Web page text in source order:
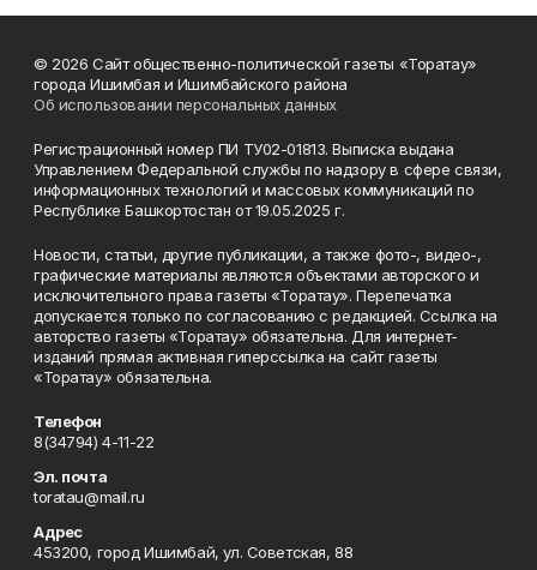
© 2026 Сайт общественно-политической газеты «Торатау»
города Ишимбая и Ишимбайского района
Об использовании персональных данных
Регистрационный номер ПИ ТУ02-01813. Выписка выдана
Управлением Федеральной службы по надзору в сфере связи,
информационных технологий и массовых коммуникаций по
Республике Башкортостан от 19.05.2025 г.
Новости, статьи, другие публикации, а также фото-, видео-,
графические материалы являются объектами авторского и
исключительного права газеты «Торатау». Перепечатка
допускается только по согласованию с редакцией. Ссылка на
авторство газеты «Торатау» обязательна. Для интернет-
изданий прямая активная гиперссылка на сайт газеты
«Торатау» обязательна.
Телефон
8(34794) 4-11-22
Эл. почта
toratau@mail.ru
Адрес
453200, город Ишимбай, ул. Советская, 88